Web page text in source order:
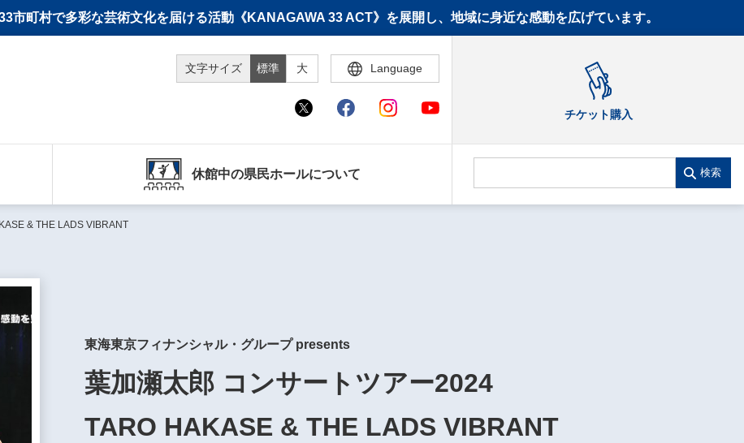
市町村で多彩な芸術文化を届ける活動《KANAGAWA 33 ACT》を展開し、地域に身近な感動を広げています。
文字サイズ 標準 大 Language
チケット購入
休館中の県民ホールについて 検索
& THE LADS VIBRANT
東海東京フィナンシャル・グループ presents
葉加瀬太郎 コンサートツアー2024
TARO HAKASE & THE LADS VIBRANT